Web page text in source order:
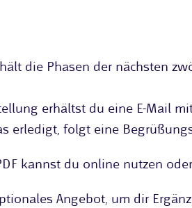
die Phasen der nächsten
erhältst du eine E-Mail
erledigt, folgt eine
kannst du online nutzen
Angebot, um dir